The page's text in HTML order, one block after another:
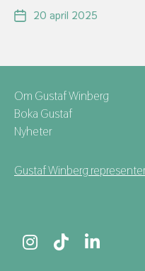
20 april 2025
Om Gustaf Winberg
Boka Gustaf
Nyheter
Gustaf Winberg